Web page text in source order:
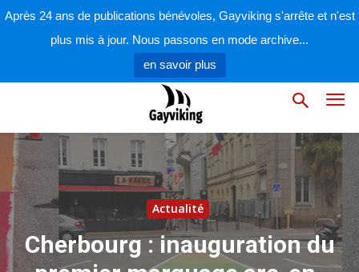
Après 24 ans de publications bénévoles, Gayviking s'arrête et n'est
plus mis à jour. Nous passons en mode archive...
en savoir plus
Actualité
Cherbourg : inauguration du